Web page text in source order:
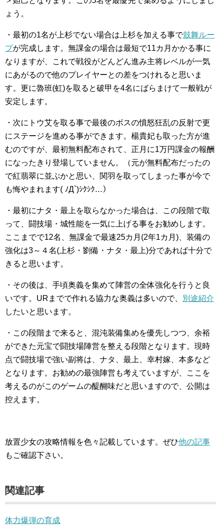
ょう。
・最初の1名が上杉でない場合は上杉を加える事で鼓舞ルー
プが完成します。無課金の場合は最短で11カ月かかる事に
なりますが、これで戦役がどんどん進み主将レベルが一気
にあがるので他のプレイヤーとの差をつけれると思いま
す。更に魯班(虹)を取ると破甲を4名にばらまけて一般戦が
安定します。
・次にトウ艾を取る事で最後のボスの憤怒狂乱の反射で更
にステージを進める事ができます。楊貴妃も取った方が進
むのですが、最初無料配布されて、正月に1万円課金の報酬
になったきり登場していません。（元が無料配布だったの
で紅翡翠に並ぶかと思い、関羽を取ってしまった事が今で
も悔やまれます( ﾉД`)ｼｸｼｸ…）
・最初にナタ・最上を取らなかった場合は、この段階で取
って、闘技場・城性能を一気に上げる事をお勧めします。
ここまでで12名、無課金で最速25カ月(2年1カ月)、装備の
強化は3～４名(上杉・劉備・ナタ・最上)分であれば十分で
きると思います。
・その後は、手頃奥義を集めて陣営の全体強化を行うと良
いです。URまでで作れる協力な奥義は多いので、
別途紹介
したいと思います。
・この段階まで来ると、混沌装備集めを優先しつつ、余裕
ができた元宝で闘技場陣営を整える段階となります。現時
点で闘技場で強い副将は、ナタ、最上、幸村嫁、本多など
となります。お勧めの最強陣営も考えていますが、ここを
考えるのがこのゲームの醍醐味だと思いますので、公開は
控えます。
放置少女の攻略情報を色々記載しています。ぜひ他の記事
もご確認下さい。
関連記事
体力爆弾の育成